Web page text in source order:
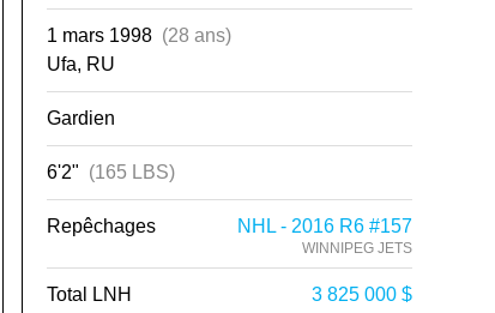
1 mars 1998 (28 ans)
Ufa, RU
Gardien
6'2" (165 LBS)
Repêchages NHL - 2016 R6 #157
WINNIPEG JETS
Total LNH 3 825 000 $